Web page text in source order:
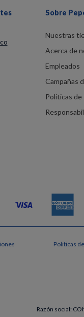
Sobre
Nuestras
Acerca de
Empleados
Campañas
Políticas
Politicas
Razón social: